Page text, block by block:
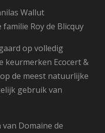
Wallut
Roy de Blicquy
op volledig
keurmerken Ecocert &
de meest natuurlijke
gebruik van
Domaine de